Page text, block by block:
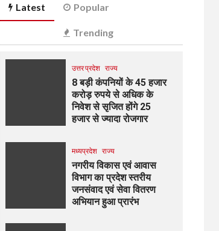
Latest Popular
Trending
उत्तर प्रदेश राज्य
8 बड़ी कंपनियों के 45 हजार
करोड़ रुपये से अधिक के
निवेश से सृजित होंगे 25
हजार से ज्यादा रोजगार
मध्यप्रदेश राज्य
नगरीय विकास एवं आवास
विभाग का प्रदेश स्तरीय
जनसंवाद एवं सेवा वितरण
अभियान हुआ प्रारंभ